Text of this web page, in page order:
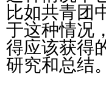
比如共青团
于这种情况
得应该获得
研究和总结。